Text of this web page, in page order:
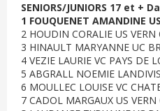
SENIORS/JUNIORS 17 et +
1 FOUQUENET AMANDINE
2 HOUDIN CORALIE US
3 HINAULT MARYANNE UC
4 VEZIE LAURIE VC PAYS DE
5 ABGRALL NOEMIE
6 MOULLEC LOUISE VC
7 CADOL MARGAUX US